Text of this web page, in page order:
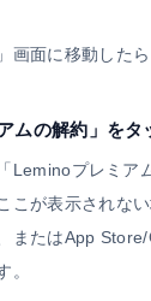
画面に移動した
ムの解約」をタ
Leminoプレミア
こが表示されな
またはApp
。